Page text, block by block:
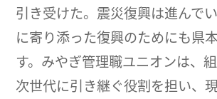
引き受けた。震災復興は進んで
に寄り添った復興のためにも県
す。みやぎ管理職ユニオンは、
次世代に引き継ぐ役割を担い、